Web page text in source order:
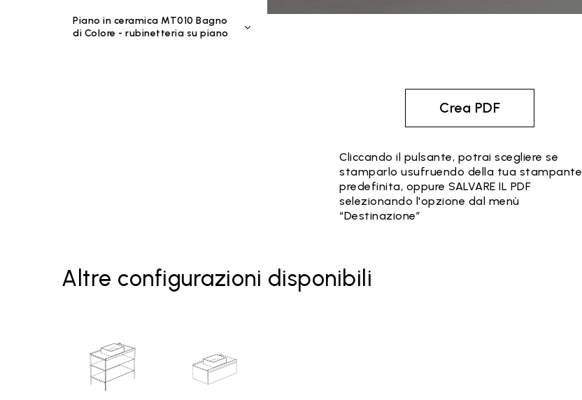
Piano in ceramica MT010 Bagno
di Colore - rubinetteria su piano
Crea PDF
Cliccando il pulsante, potrai scegliere se
stamparlo usufruendo della tua stampante
predefinita, oppure SALVARE IL PDF
selezionando l'opzione dal menù
“Destinazione”
Altre configurazioni disponibili